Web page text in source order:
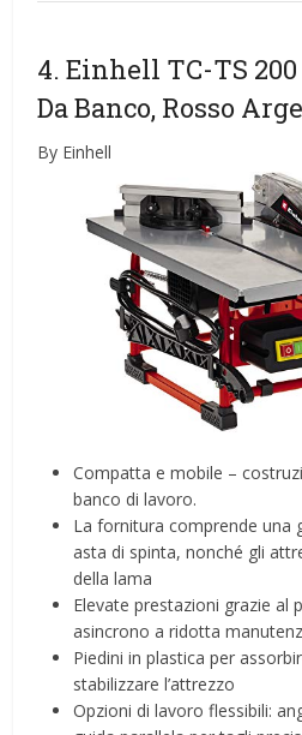
4. Einhell TC-TS
Da Banco, Rosso
By Einhell
Compatta e mobile –
banco di lavoro.
La fornitura comprende una
asta di spinta, nonché gli
della lama
Elevate prestazioni grazie al
asincrono a ridotta
Piedini in plastica per
stabilizzare l’attrezzo
Opzioni di lavoro flessibili: